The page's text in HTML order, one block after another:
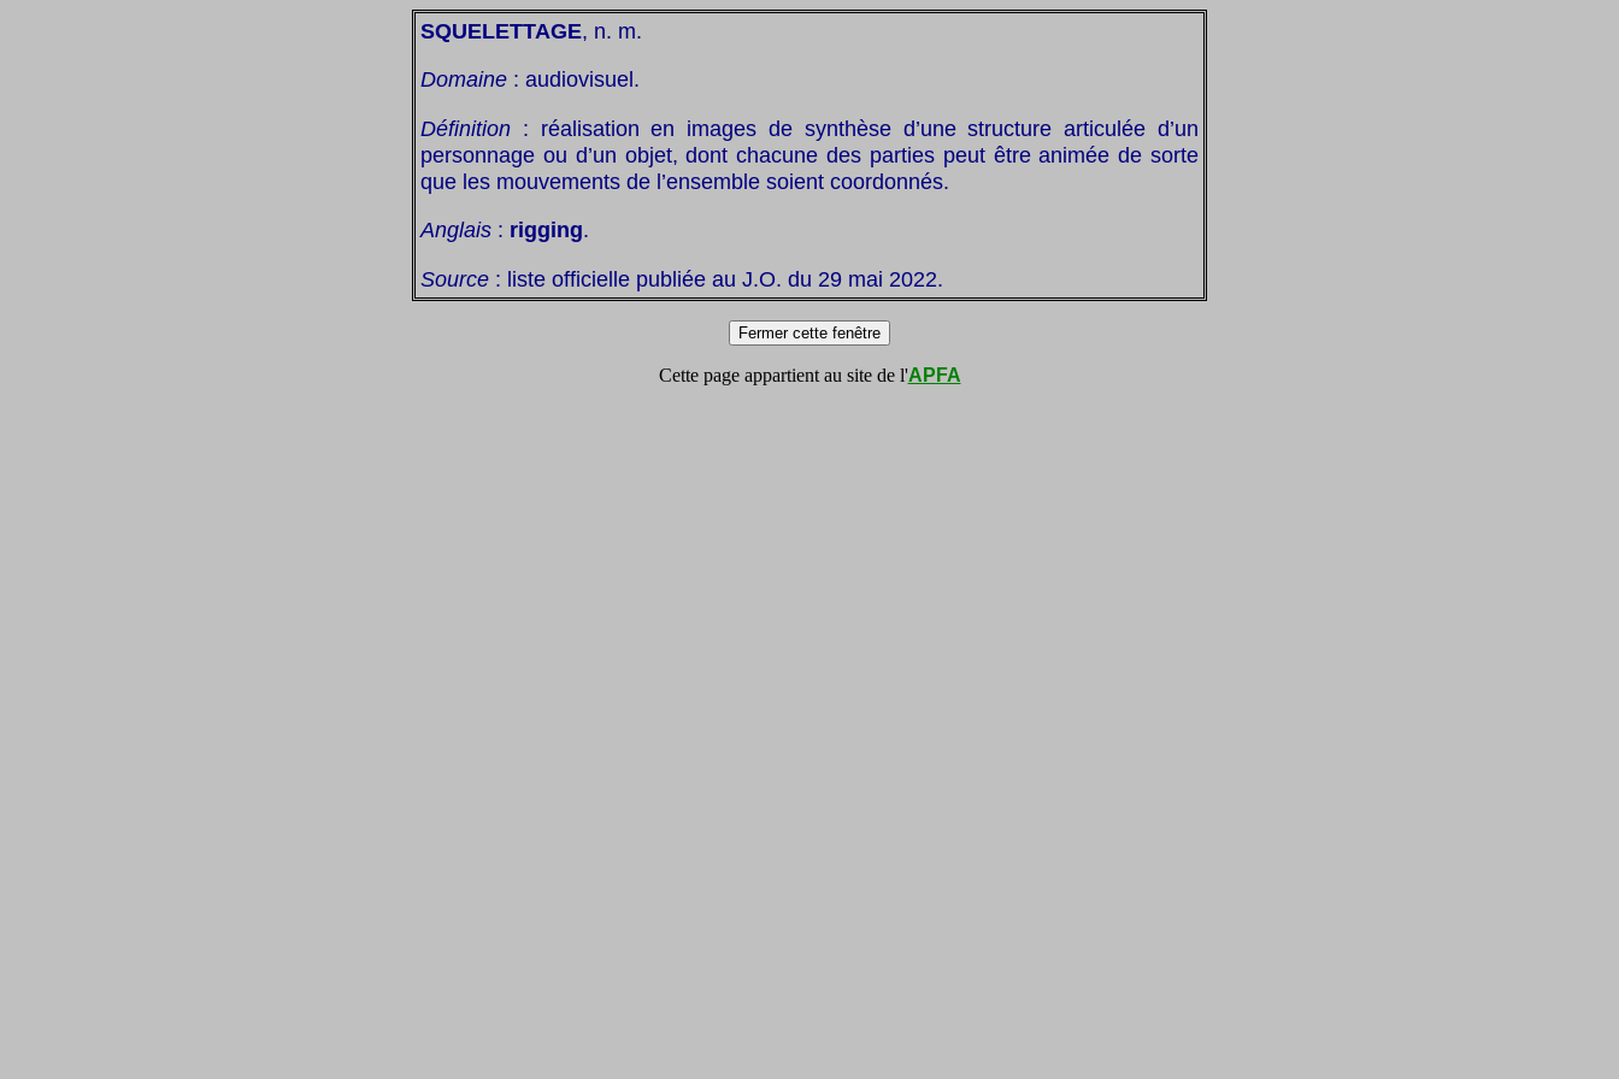
SQUELETTAGE, n. m.
Domaine : audiovisuel.
Définition : réalisation en images de synthèse d’une structure articulée d’un
personnage ou d’un objet, dont chacune des parties peut être animée de sorte
que les mouvements de l’ensemble soient coordonnés.
Anglais : rigging.
Source : liste officielle publiée au J.O. du 29 mai 2022.
Cette page appartient au site de l'APFA